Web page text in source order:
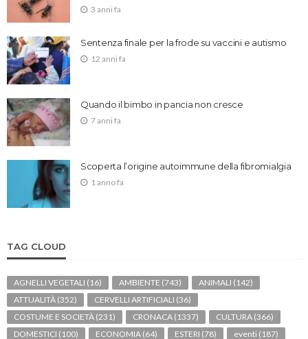
3 anni fa
Sentenza finale per la frode su vaccini e autismo
12 anni fa
Quando il bimbo in pancia non cresce
7 anni fa
Scoperta l’origine autoimmune della fibromialgia
1 anno fa
TAG CLOUD
AGNELLI VEGETALI (16) AMBIENTE (743) ANIMALI (142)
ATTUALITÀ (352) CERVELLI ARTIFICIALI (36)
COSTUME E SOCIETÀ (231) CRONACA (1337) CULTURA (366)
DOMESTICI (100) ECONOMIA (64) ESTERI (78) eventi (187)